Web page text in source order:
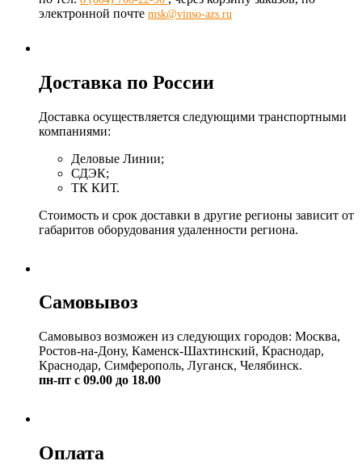
электронной почте msk@vinso-azs.ru
Доставка по России
Доставка осуществляется следующими транспортными
компаниями:
Деловые Линии;
СДЭК;
ТК КИТ.
Стоимость и срок доставки в другие регионы зависит от
габаритов оборудования удаленности региона.
Самовывоз
Самовывоз возможен из следующих городов: Москва,
Ростов-на-Дону, Каменск-Шахтинский, Краснодар,
Краснодар, Симферополь, Луганск, Челябинск.
пн-пт с 09.00 до 18.00
Оплата